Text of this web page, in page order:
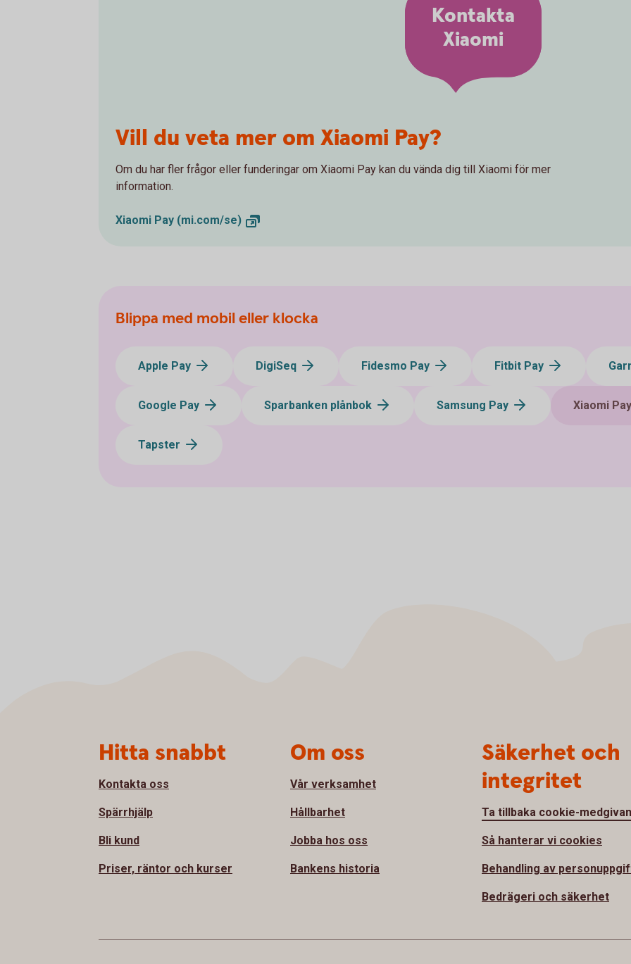
Kontakta
Xiaomi
Vill du veta mer om Xiaomi Pay?
Om du har fler frågor eller funderingar om Xiaomi Pay kan du vända dig till Xiaomi för mer
information.
Xiaomi Pay (mi.com/se)
Blippa med mobil eller klocka
Apple Pay DigiSeq Fidesmo Pay Fitbit Pay
Google Pay Sparbanken plånbok Samsung Pay Xiaomi Pay
Tapster
Hitta snabbt
Kontakta oss
Spärrhjälp
Bli kund
Priser, räntor och kurser
Om oss
Vår verksamhet
Hållbarhet
Jobba hos oss
Bankens historia
Säkerhet och
integritet
Ta tillbaka cookie-
Så hanterar vi cookies
Behandling av
Bedrägeri och säkerhet